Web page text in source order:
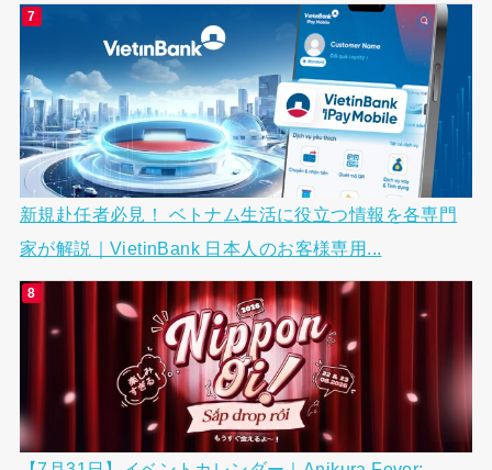
新規赴任者必見！ ベトナム生活に役立つ情報を各専門
家が解説｜VietinBank 日本人のお客様専用...